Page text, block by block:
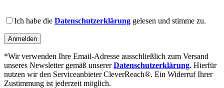
empty.
leave
field
Ich habe die Datenschutzerklärung gelesen und stimme zu.
*Wir verwenden Ihre Email-Adresse ausschließlich zum Versand
unseres Newsletter gemäß unsererDatenschutzerklärung. Hierfür
nutzen wir den Serviceanbieter CleverReach®. Ein Widerruf Ihrer
Zustimmung ist jederzeit möglich.